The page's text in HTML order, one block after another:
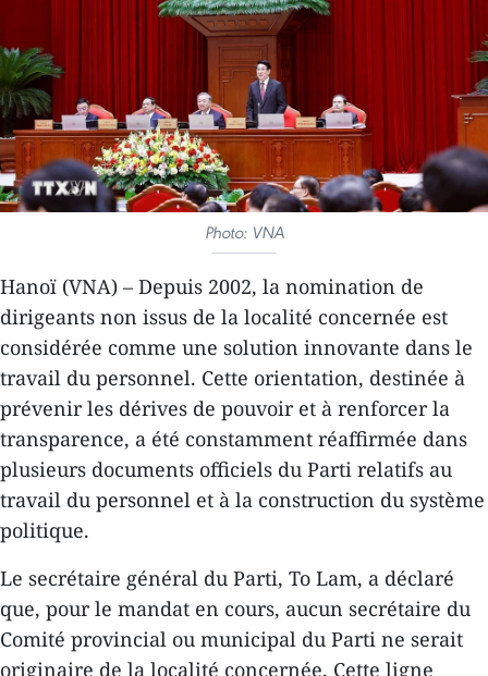
Photo: VNA
Hanoï (VNA) – Depuis 2002, la nomination de
dirigeants non issus de la localité concernée est
considérée comme une solution innovante dans le
travail du personnel. Cette orientation, destinée à
prévenir les dérives de pouvoir et à renforcer la
transparence, a été constamment réaffirmée dans
plusieurs documents officiels du Parti relatifs au
travail du personnel et à la construction du système
politique.
Le secrétaire général du Parti, To Lam, a déclaré
que, pour le mandat en cours, aucun secrétaire du
Comité provincial ou municipal du Parti ne serait
originaire de la localité concernée. Cette ligne